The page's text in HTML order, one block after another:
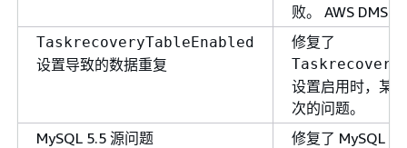
败。 AWS DMS
TaskrecoveryTableEnabled
设置导致的数据重复
修复了
设置启用时，某
次的问题。
MySQL 5.5 源问题
修复了 MySQL